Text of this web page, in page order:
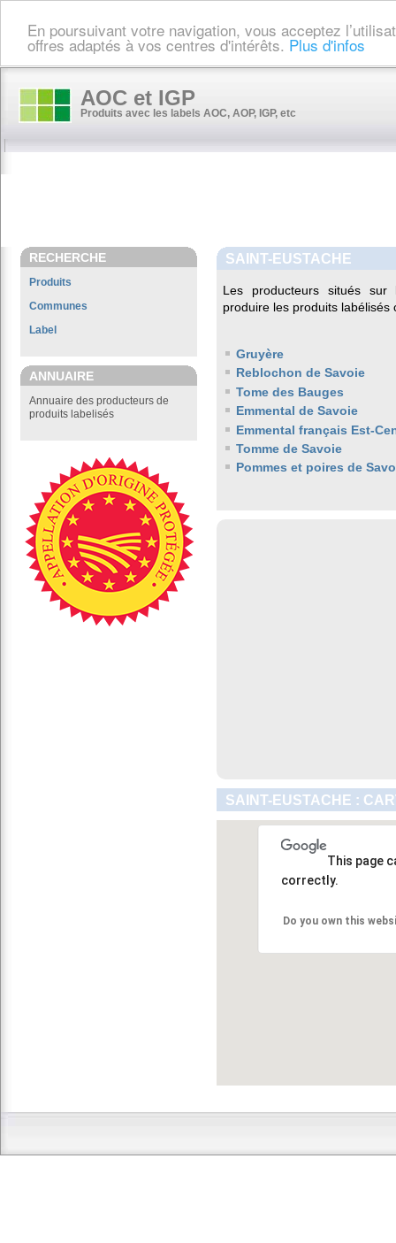
En poursuivant votre navigation, vous acceptez
offres adaptés à vos centres d'intérêts. Plus d'infos
AOC et IGP
Produits avec les labels AOC, AOP, IGP, etc
RECHERCHE
Produits
Communes
Label
ANNUAIRE
Annuaire des producteurs de
produits labelisés
SAINT-EUSTACHE
Les producteurs situés
produire les produits labélisés
Gruyère
Reblochon de Savoie
Tome des Bauges
Emmental de Savoie
Emmental français Est-
Tomme de Savoie
Pommes et poires de
SAINT-EUSTACHE :
This page
correctly.
Do you own this